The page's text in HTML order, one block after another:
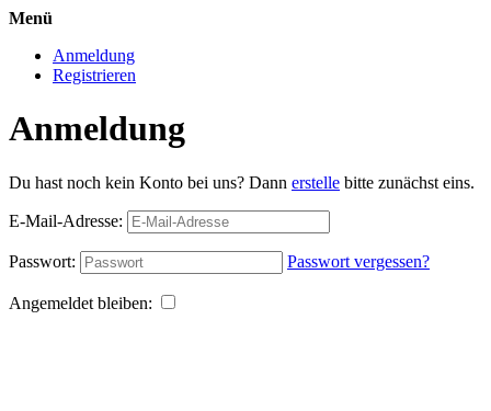
Menü
Anmeldung
Registrieren
Anmeldung
Du hast noch kein Konto bei uns? Dann erstelle bitte zunächst eins.
E-Mail-Adresse:
Passwort: Passwort vergessen?
Angemeldet bleiben: